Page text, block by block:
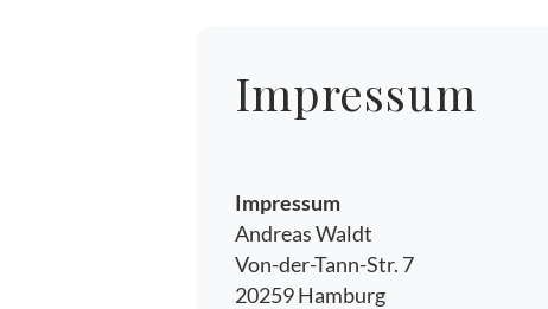
Impressum
Impressum
Andreas Waldt
Von-der-Tann-Str. 7
20259 Hamburg